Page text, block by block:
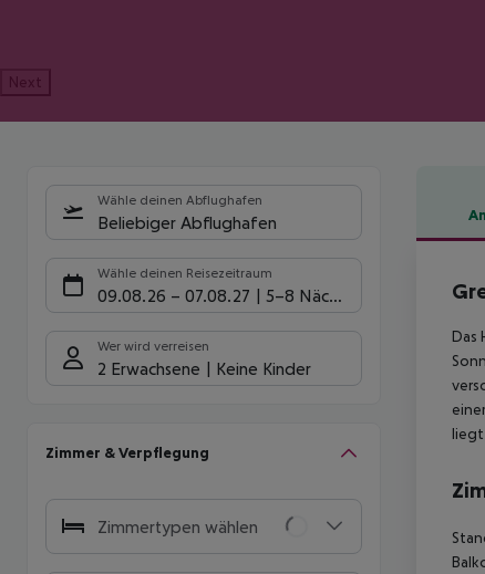
Next
Wähle deinen Abflughafen
Beliebiger Abflughafen
Wähle deinen Reisezeitraum
09.08.26 – 07.08.27 5-8 Nächte
Wer wird verreisen
2 Erwachsene Keine Kinder
Zimmer & Verpflegung
Zimmertypen wählen
Das
liegt